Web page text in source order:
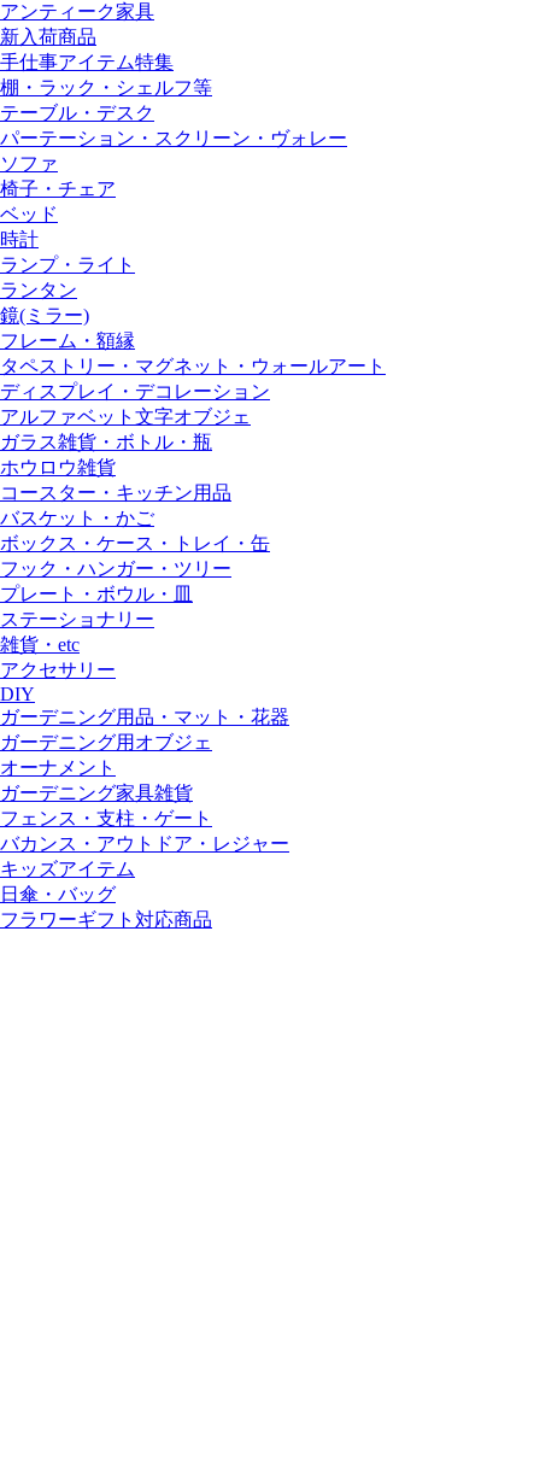
アンティーク家具
新入荷商品
手仕事アイテム特集
棚・ラック・シェルフ等
テーブル・デスク
パーテーション・スクリーン・ヴォレー
ソファ
椅子・チェア
ベッド
時計
ランプ・ライト
ランタン
鏡(ミラー)
フレーム・額縁
タペストリー・マグネット・ウォールアート
ディスプレイ・デコレーション
アルファベット文字オブジェ
ガラス雑貨・ボトル・瓶
ホウロウ雑貨
コースター・キッチン用品
バスケット・かご
ボックス・ケース・トレイ・缶
フック・ハンガー・ツリー
プレート・ボウル・皿
ステーショナリー
雑貨・etc
アクセサリー
DIY
ガーデニング用品・マット・花器
ガーデニング用オブジェ
オーナメント
ガーデニング家具雑貨
フェンス・支柱・ゲート
バカンス・アウトドア・レジャー
キッズアイテム
日傘・バッグ
フラワーギフト対応商品